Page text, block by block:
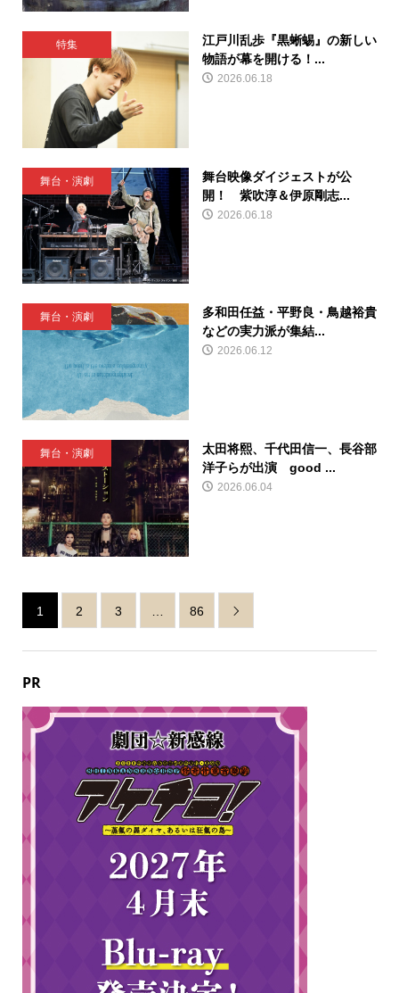
特集
江戸川乱歩『黒蜥蜴』の新しい
物語が幕を開ける！...
2026.06.18
舞台・演劇
舞台映像ダイジェストが公
開！ 紫吹淳＆伊原剛志...
2026.06.18
舞台・演劇
多和田任益・平野良・鳥越裕貴
などの実力派が集結...
2026.06.12
舞台・演劇
太田将熙、千代田信一、長谷部
洋子らが出演 good ...
2026.06.04
1 2 3 86 
PR